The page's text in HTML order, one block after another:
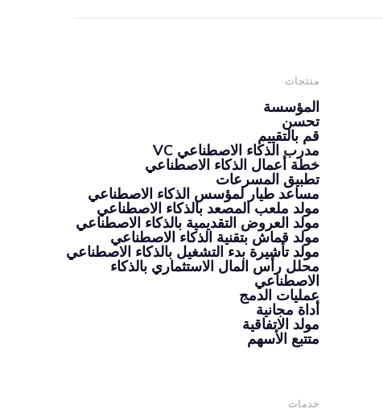
منتجات
المؤسسة
تحسن
قم بالتقييم
مدرب الذكاء الاصطناعي VC
خطة أعمال الذكاء الاصطناعي
تطبيق المسرعات
مساعد طيار لمؤسس الذكاء الاصطناعي
مولد ملعب المصعد بالذكاء الاصطناعي
مولد العروض التقديمية بالذكاء الاصطناعي
مولد قماش بتقنية الذكاء الاصطناعي
مولد تأشيرة بدء التشغيل بالذكاء الاصطناعي
محلل رأس المال الاستثماري بالذكاء
الاصطناعي
عمليات الدمج
أداة مجانية
مولد الاتفاقية
متتبع الأسهم
خدمات